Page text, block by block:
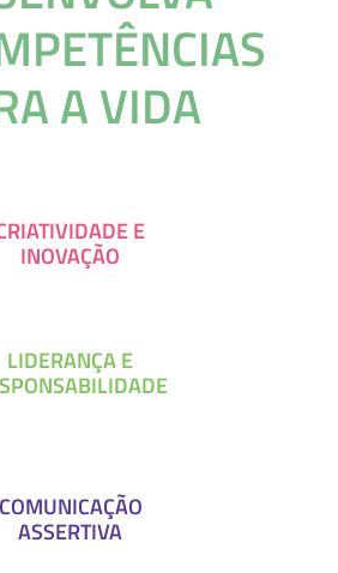
A VIDA
E
INOVAÇÃO
LIDERANÇA E
COMUNICAÇÃO
ASSERTIVA